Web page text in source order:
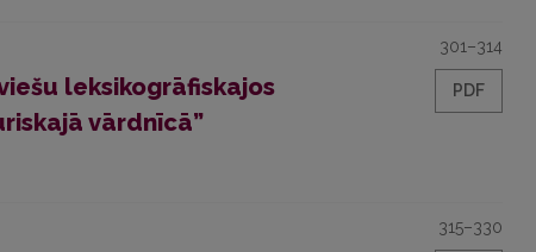
leksikogrāfiskajos
vārdnīcā”
301–314
PDF
315–330